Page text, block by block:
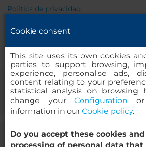
Política de privacidad
© 2000-2026 MINOR HOTELS EUROPE &
Cookie consent
This site uses its own cookies
parties to support browsing,
experience, personalise ads,
content relating to your
statistical analysis on browsing
change yourConfiguration or
information in our Cookie policy.
Do you accept these cookies
processing of personal data